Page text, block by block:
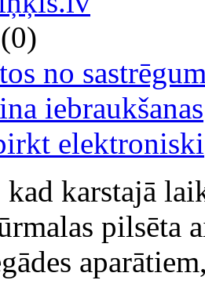
(0)
karstajā
pilsēta